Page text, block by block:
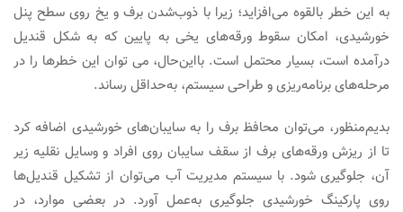
به این خطر بالقوه می‌افزاید؛ زیرا با ذوب‌شدن برف و یخ روی سطح پنل
خورشیدی، امکان سقوط ورقه‌های یخی به پایین که به شکل قندیل
درآمده است، بسیار محتمل است. بااین‌حال، می توان این خطرها را در
مرحله‌های برنامه‌ریزی و طراحی سیستم، به‌حداقل رساند.
بدیم‌منظور، می‌توان محافظ برف را به سایبان‌های خورشیدی اضافه کرد
تا از ریزش ورقه‌های برف از سقف سایبان روی افراد و وسایل نقلیه زیر
آن، جلوگیری شود. با سیستم مدیریت آب می‌توان از تشکیل قندیل‌ها
روی پارکینگ خورشیدی جلوگیری به‌عمل آورد. در بعضی موارد، در